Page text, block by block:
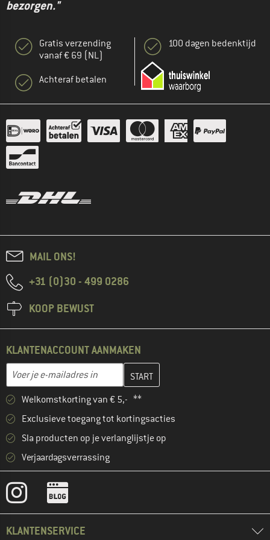
bezorgen."
Gratis verzending
vanaf € 69 (NL)
Achteraf betalen
100 dagen bedenktijd
MAIL ONS!
+31 (0)30 - 499 0286
KOOP BEWUST
KLANTENACCOUNT AANMAKEN
E-mailadres
Vul je e-mailadres hier in en maak in de volgende stap je
Welkomstkorting van € 5,- **
Exclusieve toegang tot kortingsacties
Sla producten op je verlanglijstje op
Verjaardagsverrassing
KLANTENSERVICE